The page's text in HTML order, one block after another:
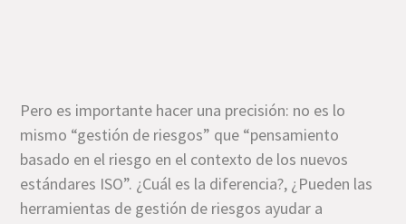
Pero es importante hacer una precisión: no es lo
mismo “gestión de riesgos” que “pensamiento
basado en el riesgo en el contexto de los nuevos
estándares ISO”. ¿Cuál es la diferencia?, ¿Pueden las
herramientas de gestión de riesgos ayudar a